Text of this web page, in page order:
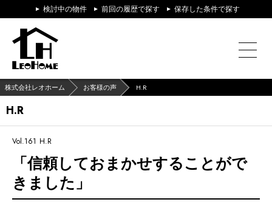
検討中の物件 前回の履歴で探す 保存した条件で探す
株式会社レオホーム お客様の声 H.R
H.R
Vol.161 H.R
「信頼しておまかせすることがで
きました」